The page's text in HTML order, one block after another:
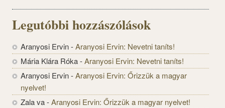
Legutóbbi hozzászólások
Aranyosi Ervin-Aranyosi Ervin: Nevetni taníts!
Mária Klára Róka-Aranyosi Ervin: Nevetni taníts!
Aranyosi Ervin-Aranyosi Ervin: Őrizzük a magyar
nyelvet!
Zala va-Aranyosi Ervin: Őrizzük a magyar nyelvet!